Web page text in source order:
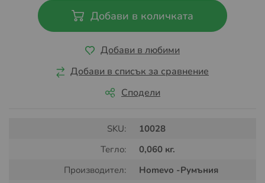
Добави в количката
Добави в любими
Добави в списък за сравнение
Сподели
SKU:
10028
Тегло:
0,060 кг.
Производител:
Homevo -Румъния